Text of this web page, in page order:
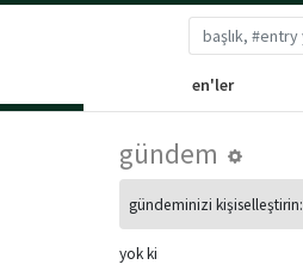
en'ler
gündem
gündeminizi kişiselleştirin:
yok ki